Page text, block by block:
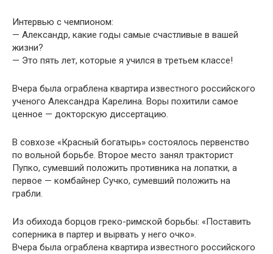
Интервью с чемпионом:
— Александр, какие годы самые счастливые в вашей
жизни?
— Это пять лет, которые я учился в третьем классе!
Вчера была ограблена квартира известного российского
ученого Александра Карелина. Воры похитили самое
ценное — докторскую диссертацию.
В совхозе «Красный богатырь» состоялось первенство
по вольной борьбе. Второе место занял тракторист
Пупко, сумевший положить противника на лопатки, а
первое — комбайнер Сучко, сумевший положить на
грабли.
Из обихода борцов греко-римской борьбы: «Поставить
соперника в партер и вырвать у него очко».
Вчера была ограблена квартира известного российского